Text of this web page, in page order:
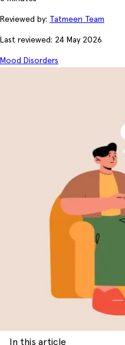
Reviewed by: Tatmeen Team
Last reviewed: 24 May 2026
Mood Disorders
In this article